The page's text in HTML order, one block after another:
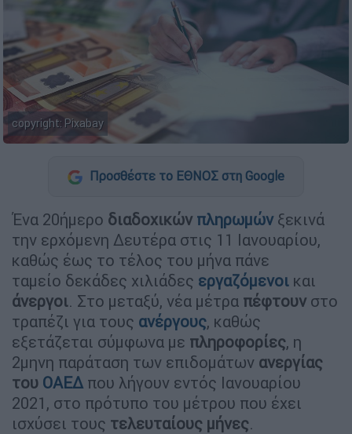
copyright: Pixabay
Προσθέστε το ΕΘΝΟΣ στη Google
Ένα 20ήμερο διαδοχικών πληρωμών ξεκινά
την ερχόμενη Δευτέρα στις 11 Ιανουαρίου,
καθώς έως το τέλος του μήνα πάνε
ταμείο δεκάδες χιλιάδες εργαζόμενοι και
άνεργοι. Στο μεταξύ, νέα μέτρα πέφτουν στο
τραπέζι για τους ανέργους, καθώς
εξετάζεται σύμφωνα με πληροφορίες, η
2μηνη παράταση των επιδομάτων ανεργίας
του ΟΑΕΔ που λήγουν εντός Ιανουαρίου
2021, στο πρότυπο του μέτρου που έχει
ισχύσει τους τελευταίους μήνες.